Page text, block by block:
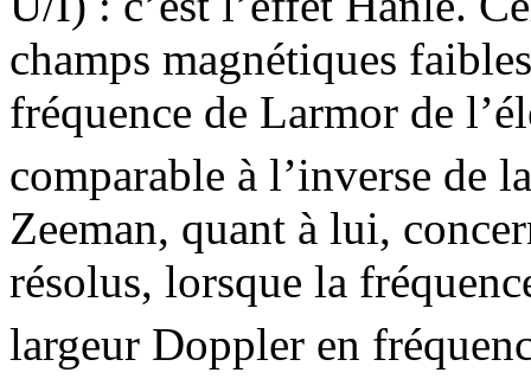
champs magnétiques
fréquence de Larmor de
comparable à l’inverse de
Zeeman, quant à lui,
résolus, lorsque la
largeur Doppler en